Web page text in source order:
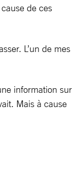
de ces
L’un de mes
information sur
Mais à cause